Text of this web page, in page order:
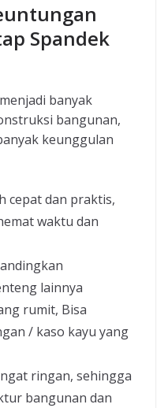
Spandek
banyak
bangunan,
keunggulan
cepat dan praktis,
waktu dan
lainnya
rumit, Bisa
/ kaso kayu yang
ringan, sehingga
bangunan dan